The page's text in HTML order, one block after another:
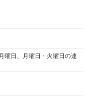
日、月曜日・火曜日の連